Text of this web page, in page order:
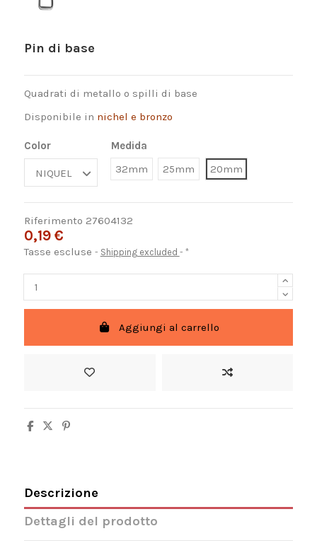
Pin di base
Quadrati di metallo o spilli di base
Disponibile in nichel e bronzo
Color
Medida
32mm
25mm 20mm
Riferimento 27604132
0,19 €
Tasse escluse Shipping excluded *
Aggiungi al carrello
Descrizione
Dettagli del prodotto